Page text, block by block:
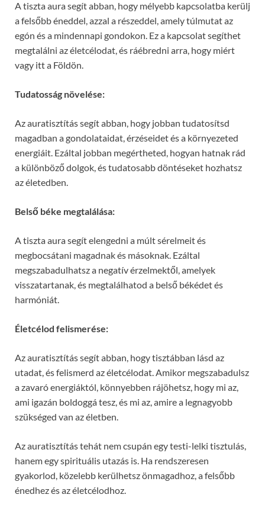
A tiszta aura segít abban, hogy mélyebb kapcsolatba kerülj
a felsőbb éneddel, azzal a részeddel, amely túlmutat az
egón és a mindennapi gondokon. Ez a kapcsolat segíthet
megtalálni az életcélodat, és ráébredni arra, hogy miért
vagy itt a Földön.
Tudatosság növelése:
Az auratisztítás segít abban, hogy jobban tudatosítsd
magadban a gondolataidat, érzéseidet és a környezeted
energiáit. Ezáltal jobban megértheted, hogyan hatnak rád
a különböző dolgok, és tudatosabb döntéseket hozhatsz
az életedben.
Belső béke megtalálása:
A tiszta aura segít elengedni a múlt sérelmeit és
megbocsátani magadnak és másoknak. Ezáltal
megszabadulhatsz a negatív érzelmektől, amelyek
visszatartanak, és megtalálhatod a belső békédet és
harmóniát.
Életcélod felismerése:
Az auratisztítás segít abban, hogy tisztábban lásd az
utadat, és felismerd az életcélodat. Amikor megszabadulsz
a zavaró energiáktól, könnyebben rájöhetsz, hogy mi az,
ami igazán boldoggá tesz, és mi az, amire a legnagyobb
szükséged van az életben.
Az auratisztítás tehát nem csupán egy testi-lelki tisztulás,
hanem egy spirituális utazás is. Ha rendszeresen
gyakorlod, közelebb kerülhetsz önmagadhoz, a felsőbb
énedhez és az életcélodhoz.